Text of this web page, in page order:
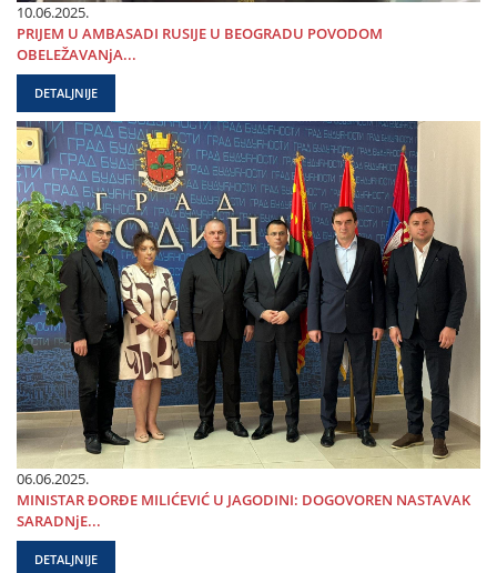
10.06.2025.
PRIЈEM U AMBASADI RUSIЈE U BEOGRADU POVODOM
OBELEŽAVANjA...
DETALJNIJE
06.06.2025.
MINISTAR ĐORĐE MILIĆEVIĆ U ЈAGODINI: DOGOVOREN NASTAVAK
SARADNjE...
DETALJNIJE